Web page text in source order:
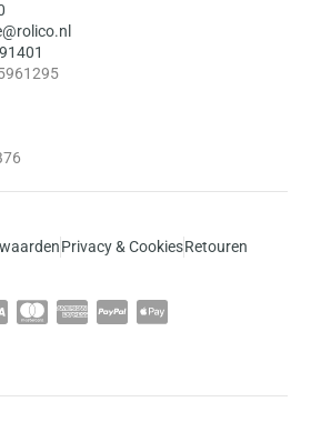
Privacy & CookiesRetouren